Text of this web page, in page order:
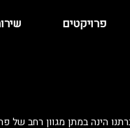
פרויקטים
הינה במתן מגוון רחב של